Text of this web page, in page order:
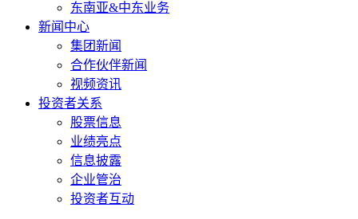
东南亚&中东业务
新闻中心
集团新闻
合作伙伴新闻
视频资讯
投资者关系
股票信息
业绩亮点
信息披露
企业管治
投资者互动